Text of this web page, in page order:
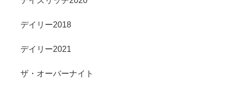
デイリー2018
デイリー2021
ザ・オーバーナイト